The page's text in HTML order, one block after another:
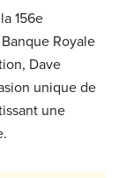
156e
Royale
Dave
unique de
une